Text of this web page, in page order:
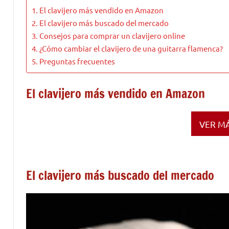
El clavijero más vendido en Amazon
El clavijero más buscado del mercado
Consejos para comprar un clavijero online
¿Cómo cambiar el clavijero de una guitarra flamenca?
Preguntas frecuentes
El clavijero más vendido en Amazon
VER
El clavijero más buscado del mercado